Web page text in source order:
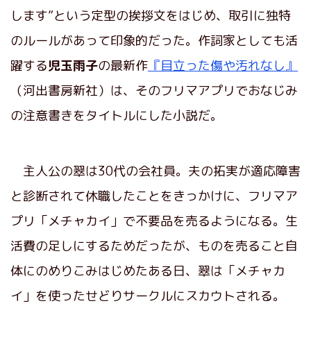
します”という定型の挨拶文をはじめ、取引に独特
のルールがあって印象的だった。作詞家としても活
躍する児玉雨子の最新作 『目立った傷や汚れなし』
（河出書房新社）は、そのフリマアプリでおなじみ
の注意書きをタイトルにした小説だ。
主人公の翠は30代の会社員。夫の拓実が適応障害
と診断されて休職したことをきっかけに、フリマア
プリ「メチャカイ」で不要品を売るようになる。生
活費の足しにするためだったが、ものを売ること自
体にのめりこみはじめたある日、翠は「メチャカ
イ」を使ったせどりサークルにスカウトされる。